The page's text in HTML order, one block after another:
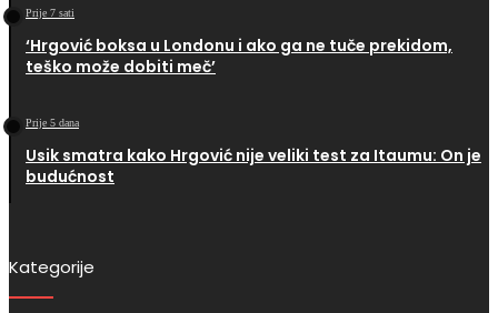
Prije 7 sati
‘Hrgović boksa u Londonu i ako ga ne tuče prekidom,
teško može dobiti meč’
Prije 5 dana
Usik smatra kako Hrgović nije veliki test za Itaumu: On je
budućnost
Kategorije